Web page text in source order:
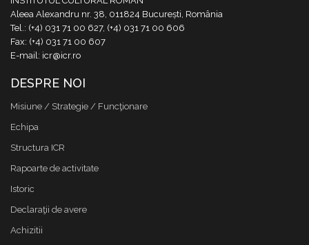
Aleea Alexandru nr. 38, 011824 București, România
Tel.: (+4) 031 71 00 627, (+4) 031 71 00 606
Fax: (+4) 031 71 00 607
E-mail: icr@icr.ro
DESPRE NOI
Misiune / Strategie / Funcţionare
Echipa
Structura ICR
Rapoarte de activitate
Istoric
Declaraţii de avere
Achizitii